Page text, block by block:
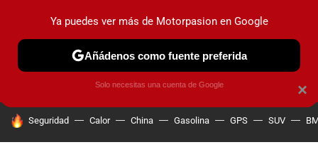
PRUEBAS COCHES ELÉCTRICOS OBSERVATORIO
HOY SE HABLA DE
Seguridad Calor China Gasolina GPS SUV
×
Ya puedes ver más de Motorpasion en Google
Añádenos como fuente preferida
Solo necesitas una cuenta de Google